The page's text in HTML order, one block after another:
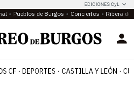
EDICIONES CyL
Pueblos de Burgos Conciertos Ribera del
CF DEPORTES CASTILLA Y LEÓN